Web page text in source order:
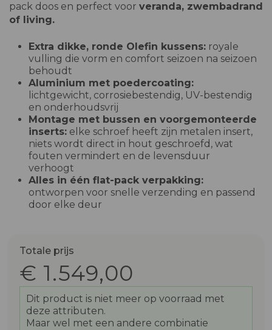
pack doos en perfect voor veranda, zwembadrand
of living.
Extra dikke, ronde Olefin kussens: royale
vulling die vorm en comfort seizoen na seizoen
behoudt
Aluminium met poedercoating:
lichtgewicht, corrosiebestendig, UV-bestendig
en onderhoudsvrij
Montage met bussen en voorgemonteerde
inserts: elke schroef heeft zijn metalen insert,
niets wordt direct in hout geschroefd, wat
fouten vermindert en de levensduur
verhoogt
Alles in één flat-pack verpakking:
ontworpen voor snelle verzending en passend
door elke deur
Totale prijs
€ 1.549,00
Dit product is niet meer op voorraad met
deze attributen.
Maar wel met een andere combinatie